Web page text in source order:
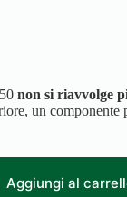
non si riavvolge
un componente
Aggiungi al